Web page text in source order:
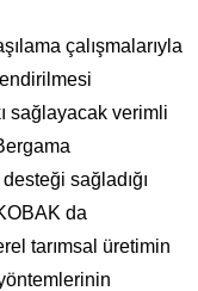
çalışmalarıyla
sağlayacak verimli
sağladığı
da
tarımsal üretimin